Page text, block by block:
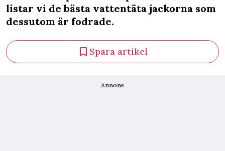
listar vi de bästa vattentäta jackorna som
dessutom är fodrade.
Spara artikel
Annons